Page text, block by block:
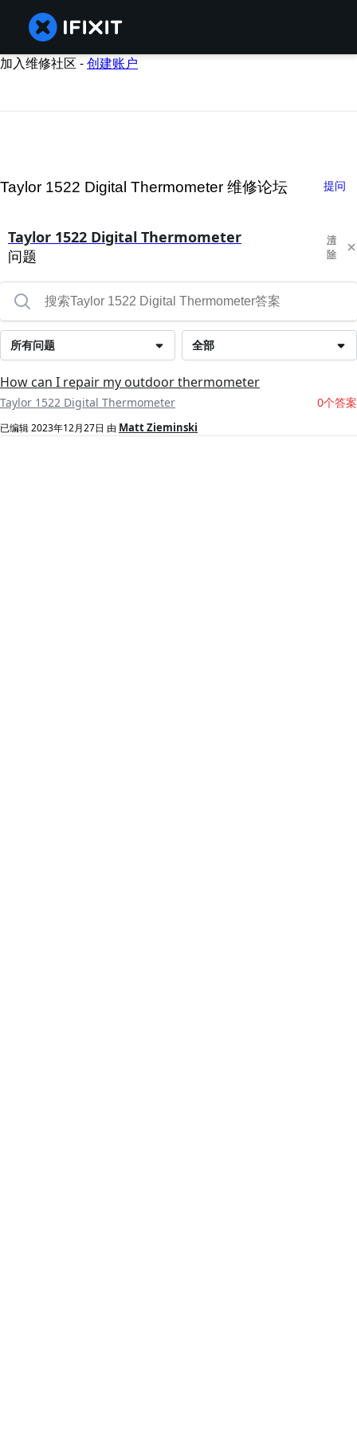
加入维修社区 -创建账户
Taylor 1522 Digital Thermometer 维修论坛 提问
Taylor 1522 Digital Thermometer
问题
清
除
全部
所有问题
How can I repair my outdoor thermometer
Taylor 1522 Digital Thermometer 0个答案
已编辑2023年12月27日 由 Matt Zieminski